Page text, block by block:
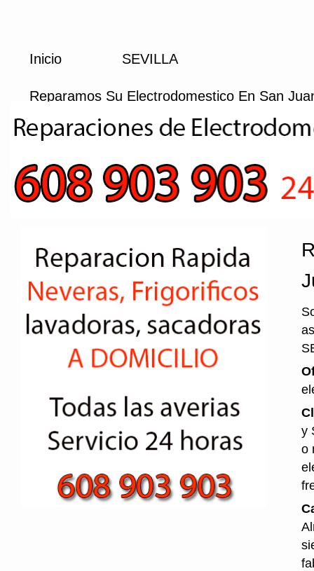
Inicio SEVILLA
Reparamos Su Electrodomestico En San
y
o